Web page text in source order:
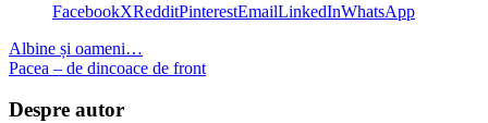
FacebookXRedditPinterestEmailLinkedInWhatsApp
Albine și oameni…
Pacea – de dincoace de front
Despre autor